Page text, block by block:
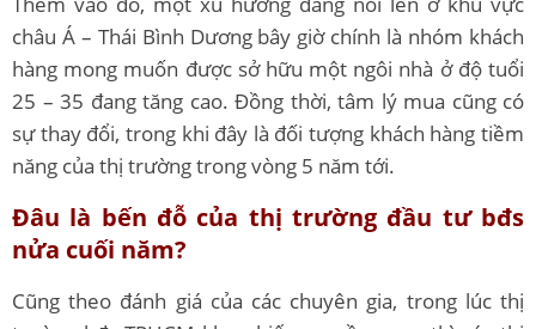
châu Á – Thái Bình Dương bây giờ chính là nhóm khách
hàng mong muốn được sở hữu một ngôi nhà ở độ tuổi
25 – 35 đang tăng cao. Đồng thời, tâm lý mua cũng có
sự thay đổi, trong khi đây là đối tượng khách hàng tiềm
năng của thị trường trong vòng 5 năm tới.
Đâu là bến đỗ của thị trường đầu tư bđs
nửa cuối năm?
Cũng theo đánh giá của các chuyên gia, trong lúc thị